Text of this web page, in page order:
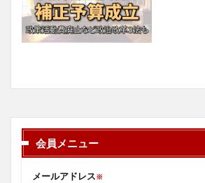
会員メニュー
メールアドレス※